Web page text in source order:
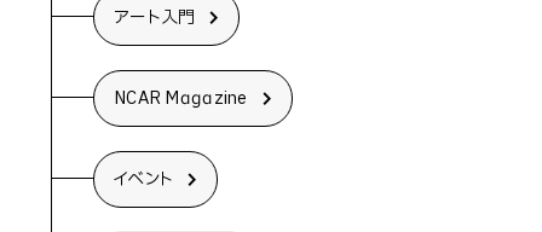
アート入門
NCAR Magazine
イベント